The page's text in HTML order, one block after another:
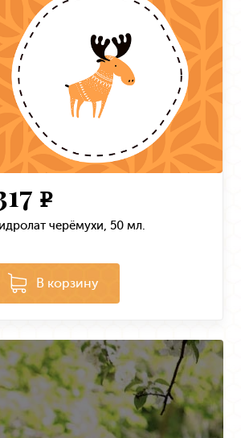
e
черёмухи, 50 мл.
В корзину